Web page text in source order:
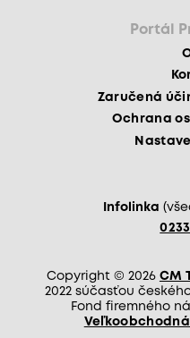
Portál
Zaručená
Ochrana
Infolinka
Copyright © 2026 CM
2022 súčasťou
Fond firemného